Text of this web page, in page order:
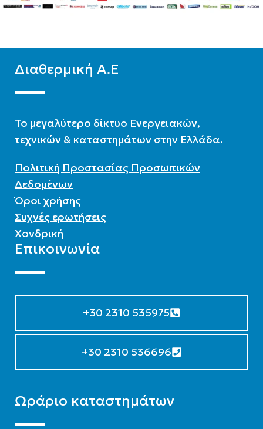
Διαθερμική Α.Ε
To μεγαλύτερο δίκτυο Ενεργειακών,
τεχνικών & καταστημάτων στην Ελλάδα.
Πολιτική Προστασίας Προσωπικών
Δεδομένων
Όροι χρήσης
Συχνές ερωτήσεις
Χονδρική
Επικοινωνία
+30 2310 535975
+30 2310 536696
Ωράριο καταστημάτων